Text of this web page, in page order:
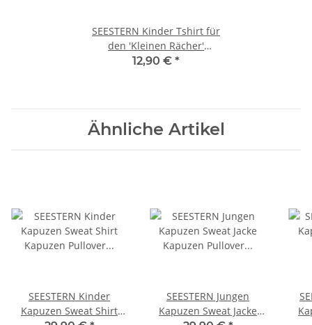
SEESTERN Kinder Tshirt für
den 'Kleinen Rächer'
CAPTAIN SUPERHERO Serie
12,90 € *
Ähnliche Artikel
SEESTERN Kinder
Kapuzen Sweat Shirt
SEESTERN Jungen
Kapuzen Sweat Jacke